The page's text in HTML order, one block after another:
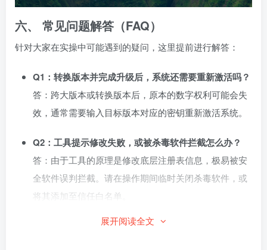
六、 常见问题解答（FAQ）
针对大家在实操中可能遇到的疑问，这里提前进行解答：
Q1：转换版本并完成升级后，系统还需要重新激活吗？
答：跨大版本或转换版本后，原本的数字权利可能会失
效，通常需要输入目标版本对应的密钥重新激活系统。
Q2：工具提示修改失败，或被杀毒软件拦截怎么办？
答：由于工具的原理是修改底层注册表信息，极易被安
全软件误判拦截。请在操作期间临时关闭杀毒软件，或
将其添加至信任白名单。
Q3：升级进行到一半失败，系统回滚了怎么办？
展开阅读全文